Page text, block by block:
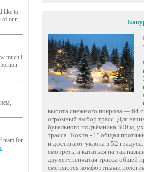
like to
of our
much i
team for
высота снежного покрова — 64
огромный выбор трасс. Для
бугельного подъёмника 300 м,
трасса "Кохта - 1" общая
и достигают уклона в 52
смотреть, а кататься на так
двухступенчатая трасса общей
сменяются комфортными